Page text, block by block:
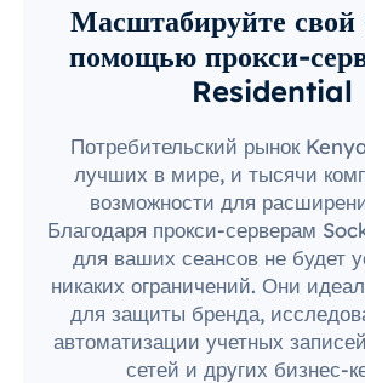
Масштабируйте свой
помощью прокси-
Residential
Потребительский рынок
лучших в мире, и тысячи
возможности для
Благодаря прокси-серверам
для ваших сеансов не будет
никаких ограничений. Они
для защиты бренда,
автоматизации учетных
сетей и других бизнес-